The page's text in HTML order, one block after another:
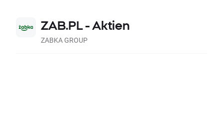
ZAB.PL - Aktien
ZABKA GROUP